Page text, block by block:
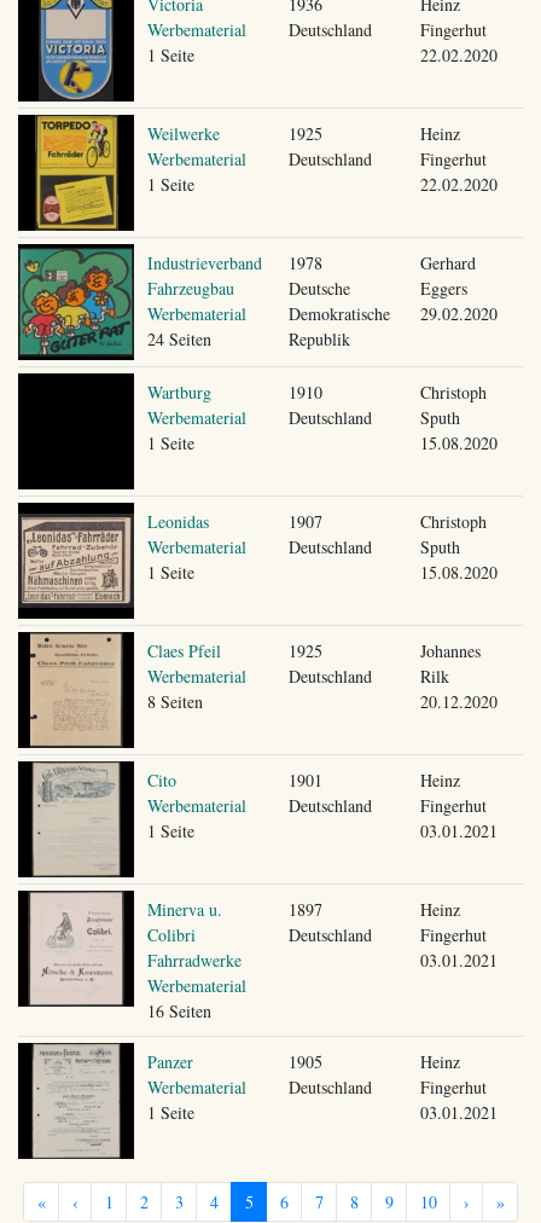
Werbematerial
1 Seite
Deutschland
Fingerhut
22.02.2020
Weilwerke
Werbematerial
1 Seite
1925
Deutschland
Heinz
Fingerhut
22.02.2020
Industrieverband
Fahrzeugbau
Werbematerial
24 Seiten
1978
Deutsche
Demokratische
Republik
Gerhard
Eggers
29.02.2020
Wartburg
Werbematerial
1 Seite
1910
Deutschland
Christoph
Sputh
15.08.2020
Leonidas
Werbematerial
1 Seite
1907
Deutschland
Christoph
Sputh
15.08.2020
Claes Pfeil
Werbematerial
8 Seiten
1925
Deutschland
Johannes
Rilk
20.12.2020
Cito
Werbematerial
1 Seite
1901
Deutschland
Heinz
Fingerhut
03.01.2021
Minerva u.
Colibri
Fahrradwerke
Werbematerial
16 Seiten
1897
Deutschland
Heinz
Fingerhut
03.01.2021
Panzer
Werbematerial
1 Seite
1905
Deutschland
Heinz
Fingerhut
03.01.2021
« ‹ 1 2 3 4 5 6 7 8 9 10 › »